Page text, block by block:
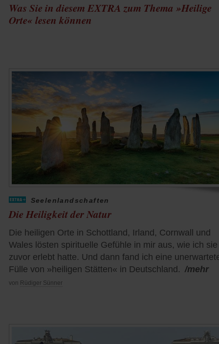
Was Sie in diesem EXTRA zum Thema »Heilige
Orte« lesen können
Seelenlandschaften
Die Heiligkeit der Natur
Die heiligen Orte in Schottland, Irland, Cornwall und
Wales lösten spirituelle Gefühle in mir aus, wie ich
zuvor erlebt hatte. Und dann fand ich eine
Fülle von »heiligen Stätten« in Deutschland. /mehr
von Rüdiger Sünner